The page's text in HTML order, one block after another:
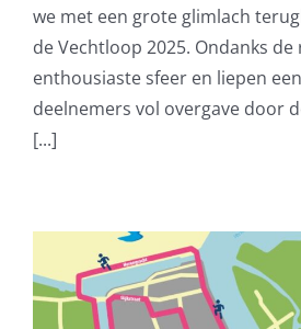
we met een grote glimlach
de Vechtloop 2025. Ondanks
enthousiaste sfeer en liepen
deelnemers vol overgave door
[...]